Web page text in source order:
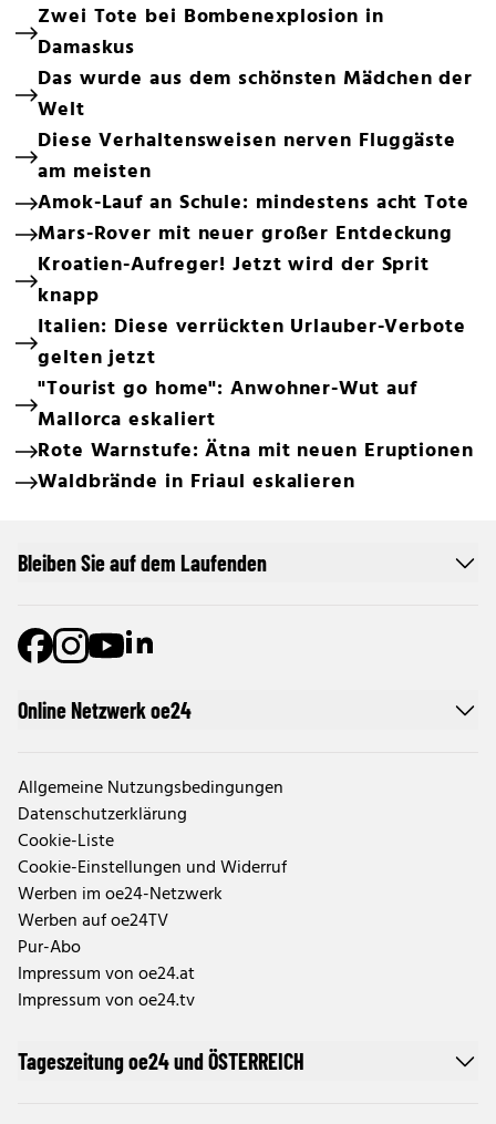
Zwei Tote bei Bombenexplosion in
Damaskus
Das wurde aus dem schönsten Mädchen der
Welt
Diese Verhaltensweisen nerven Fluggäste
am meisten
Amok-Lauf an Schule: mindestens acht Tote
Mars-Rover mit neuer großer Entdeckung
Kroatien-Aufreger! Jetzt wird der Sprit
knapp
Italien: Diese verrückten Urlauber-Verbote
gelten jetzt
"Tourist go home": Anwohner-Wut auf
Mallorca eskaliert
Rote Warnstufe: Ätna mit neuen Eruptionen
Waldbrände in Friaul eskalieren
Online Netzwerk oe24
Allgemeine Nutzungsbedingungen
Datenschutzerklärung
Cookie-Liste
Cookie-Einstellungen und Widerruf
Werben im oe24-Netzwerk
Werben auf oe24TV
Pur-Abo
Impressum von oe24.at
Impressum von oe24.tv
Tageszeitung oe24 und ÖSTERREICH
Bleiben Sie auf dem Laufenden